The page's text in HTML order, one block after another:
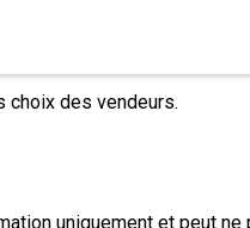
choix des vendeurs.
uniquement et peut